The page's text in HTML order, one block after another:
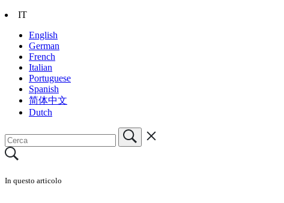
IT
English
German
French
Italian
Portuguese
Spanish
简体中文
Dutch
In questo articolo